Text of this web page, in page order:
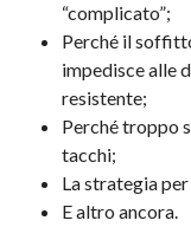
“complicato”;
Perché il
impedisce alle
resistente;
Perché troppo
tacchi;
La strategia
E altro ancora.